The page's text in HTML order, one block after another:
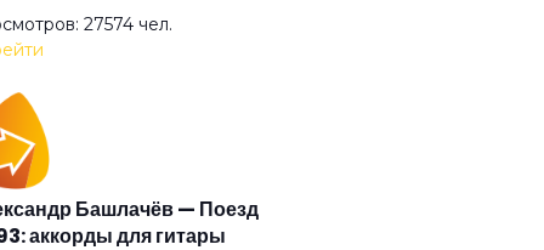
мира на земле
музыка
27574 чел.
Башлачёв — Поезд
аккорды для гитары